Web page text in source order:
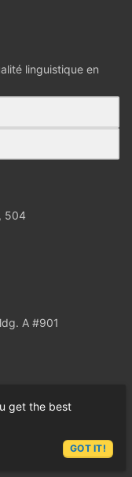
linguistique en
504
A #901
心 0902
get the best
GOT IT!
ASK LEX